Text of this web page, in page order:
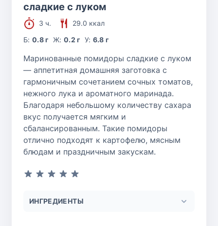
сладкие с луком
3 ч.
29.0 ккал
Б:0.8 г Ж: 0.2 г У: 6.8 г
Маринованные помидоры сладкие с луком
— аппетитная домашняя заготовка с
гармоничным сочетанием сочных томатов,
нежного лука и ароматного маринада.
Благодаря небольшому количеству сахара
вкус получается мягким и
сбалансированным. Такие помидоры
отлично подходят к картофелю, мясным
блюдам и праздничным закускам.
ИНГРЕДИЕНТЫ